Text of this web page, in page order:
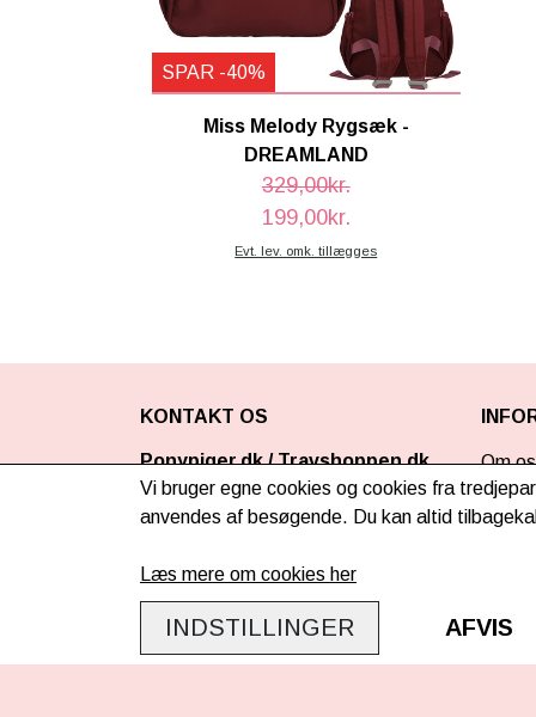
SPAR -40%
Miss Melody Rygsæk -
DREAMLAND
329,00kr.
199,00kr.
Evt. lev. omk. tillægges
KONTAKT OS
Ponypiger.dk/Travshoppen.dk
ApS
Lageradresse - åben efter aftale:
Ordrup Jagtvej 201
2920 Charlottenlund
Danmark
CVR: DK40995951
Om os
Vi bruger egne cookies og cookies fra
anvendes af besøgende. Du kan altid
Læs mere om cookies her
INDSTILLINGER AFVIS